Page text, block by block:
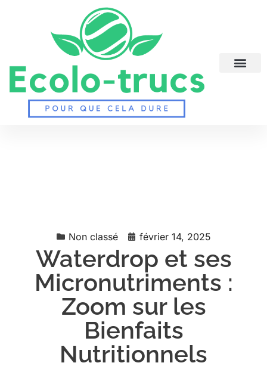
Non classé février 14, 2025
Waterdrop et ses
Micronutriments :
Zoom sur les
Bienfaits
Nutritionnels